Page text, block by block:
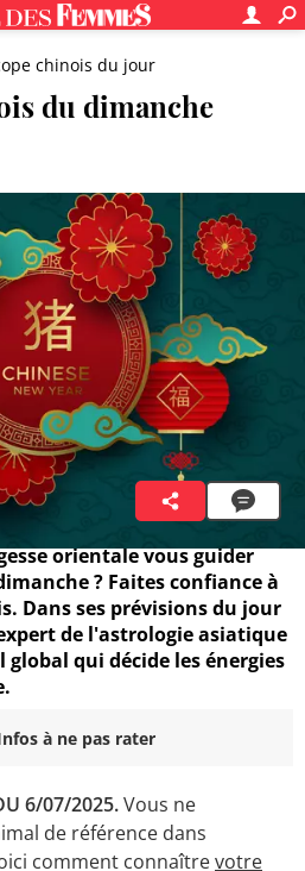
chinois du jour
du dimanche
orientale vous guider
? Faites confiance à
Dans ses prévisions du jour
de l'astrologie asiatique
qui décide les énergies
à ne pas rater
6/07/2025.Vous ne
de référence dans
comment connaîtrevotre